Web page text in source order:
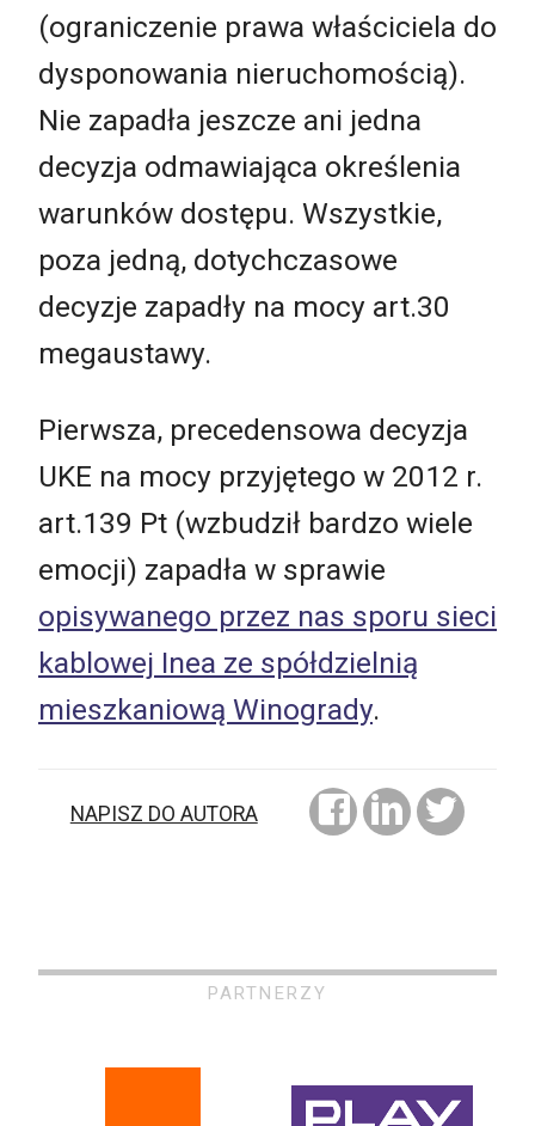
(ograniczenie prawa właściciela do
dysponowania nieruchomością).
Nie zapadła jeszcze ani jedna
decyzja odmawiająca określenia
warunków dostępu. Wszystkie,
poza jedną, dotychczasowe
decyzje zapadły na mocy art.30
megaustawy.
Pierwsza, precedensowa decyzja
UKE na mocy przyjętego w 2012 r.
art.139 Pt (wzbudził bardzo wiele
emocji) zapadła w sprawie
opisywanego przez nas sporu sieci
kablowej Inea ze spółdzielnią
mieszkaniową Winogrady.
NAPISZ DO AUTORA
PARTNERZY